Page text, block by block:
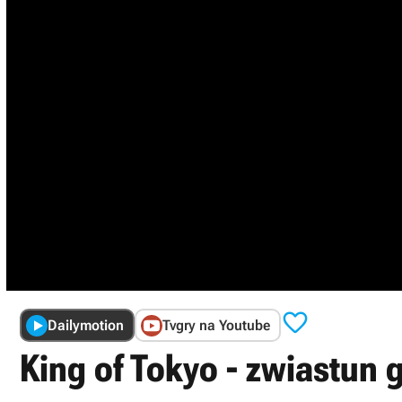
Dailymotion Tvgry na Youtube 
King of Tokyo - zwiastun